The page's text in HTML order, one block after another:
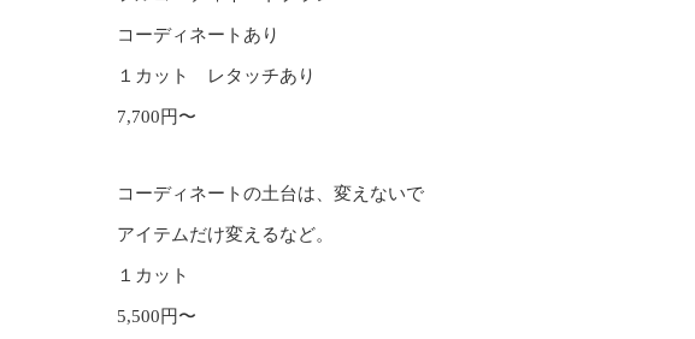
コーディネートあり
１カット レタッチあり
7,700円〜
コーディネートの土台は、変えないで
アイテムだけ変えるなど。
１カット
5,500円〜